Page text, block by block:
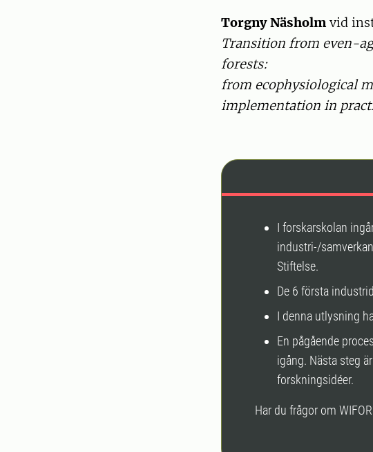
Torgny Näsholm vid
Transition from even-
forests:
from ecophysiological
implementation in
I forskarskolan
industri-/
Stiftelse.
De 6 första
I denna utlysning
En pågående
igång. Nästa steg
forskningsidéer.
Har du frågor om